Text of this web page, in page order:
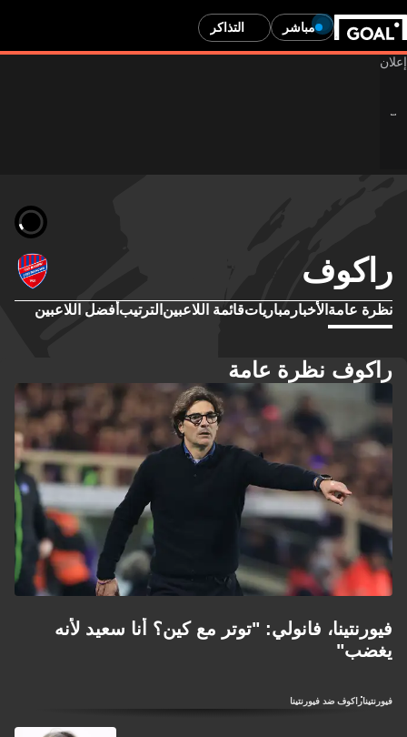
مباشر التذاكر
راكوف
نظرة عامة الأخبار مبارياتقائمة اللاعبين الترتيب أفضل اللاعبين
راكوف نظرة عامة
فيورنتينا، فانولي: "توتر مع كين؟ أنا سعيد لأنه
يغضب"
فيورنتيناراكوف ضد فيورنتينا